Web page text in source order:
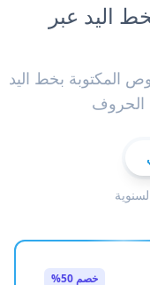
اليد عبر
المكتوبة بخط اليد
الحروف
خصم 50%